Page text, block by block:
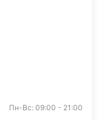
Пн-Вс: 09:00 - 21:00